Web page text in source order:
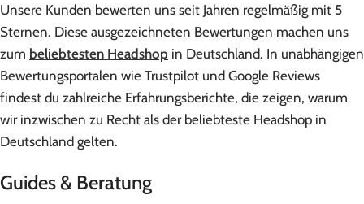
Unsere Kunden bewerten uns seit Jahren regelmäßig mit 5
Sternen. Diese ausgezeichneten Bewertungen machen uns
zum beliebtesten Headshop in Deutschland. In unabhängigen
Bewertungsportalen wie Trustpilot und Google Reviews
findest du zahlreiche Erfahrungsberichte, die zeigen, warum
wir inzwischen zu Recht als der beliebteste Headshop in
Deutschland gelten.
Guides & Beratung